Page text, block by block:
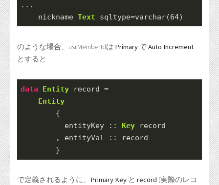
...
    nickname
Text sqltype=varchar(64)
のような場合、usrMemberIdは Primary でAuto Increment
とすると
data Entity record =
Entity
        {
          entityKey ::
Key record
        ,
entityVal ::
record
        }
で定義されるように、 Primary Key と record (実際のレコ